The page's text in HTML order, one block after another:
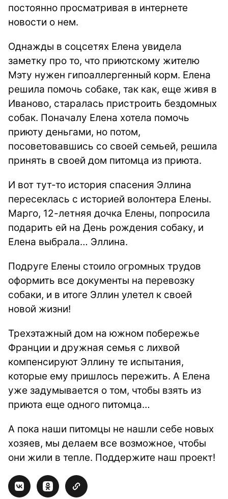
постоянно просматривая в интернете
новости о нем.
Однажды в соцсетях Елена увидела
заметку про то, что приютскому жителю
Мэту нужен гипоаллергенный корм. Елена
решила помочь собаке, так как, еще живя в
Иваново, старалась пристроить бездомных
собак. Поначалу Елена хотела помочь
приюту деньгами, но потом,
посоветовавшись со своей семьей, решила
принять в своей дом питомца из приюта.
И вот тут-то история спасения Эллина
пересеклась с историей волонтера Елены.
Марго, 12-летняя дочка Елены, попросила
подарить ей на День рождения собаку, и
Елена выбрала… Эллина.
Подруге Елены стоило огромных трудов
оформить все документы на перевозку
собаки, и в итоге Эллин улетел к своей
новой жизни!
Трехэтажный дом на южном побережье
Франции и дружная семья с лихвой
компенсируют Эллину те испытания,
которые ему пришлось пережить. А Елена
уже задумывается о том, чтобы взять из
приюта еще одного питомца…
А пока наши питомцы не нашли себе новых
хозяев, мы делаем все возможное, чтобы
они жили в тепле. Поддержите наш проект!